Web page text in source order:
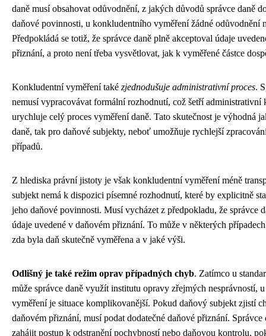
daně musí obsahovat odůvodnění, z jakých důvodů správce daně
daňové povinnosti, u konkludentního vyměření žádné odůvodnění
Předpokládá se totiž, že správce daně plně akceptoval údaje
přiznání, a proto není třeba vysvětlovat, jak k vyměřené částce
Konkludentní vyměření také zjednodušuje administrativní proces.
nemusí vypracovávat formální rozhodnutí, což šetří administrativní
urychluje celý proces vyměření daně. Tato skutečnost je výhodná
daně, tak pro daňové subjekty, neboť umožňuje rychlejší
případů.
Z hlediska právní jistoty je však konkludentní vyměření méně
subjekt nemá k dispozici písemné rozhodnutí, které by explicitně
jeho daňové povinnosti. Musí vycházet z předpokladu, že správce
údaje uvedené v daňovém přiznání. To může v některých
zda byla daň skutečně vyměřena a v jaké výši.
Odlišný je také režim oprav případných chyb. Zatímco u
může správce daně využít institutu opravy zřejmých nesprávností,
vyměření je situace komplikovanější. Pokud daňový subjekt zjistí
daňovém přiznání, musí podat dodatečné daňové přiznání. Správce
zahájit postup k odstranění pochybností nebo daňovou kontrolu,